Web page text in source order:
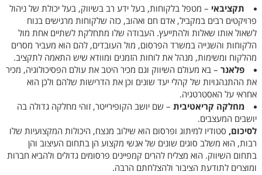
תקציבאי – מטפל בלקוחות, בעל ידע רב בשיווק, בעל יכולת של ניהול
פרויקטים רבים במקביל, אדם חם ואהוב, כזה שלקוחות מרגישים בנוח
לשאול אותו שאלות ולהתייעץ. העבודה שלו מתחלקת לשתיים אחת מול
הלקוחות והשנייה במשרד הפרסום, מול העובדים, להם הוא מעביר מסרים
מהלקוח ומשימות, מנהל את לוחות הזמנים ומוודא שיש התאמה לתקציב.
פלאנר – בא מעולם השיווק וגם מכיר היטב את עולם הפסיכולוגיה, מכיר
את ההתנהגויות של קהלי יעד שונים וכן את הדרישות שלהם ולכן הוא
אחראי על האסטרטגיה.
מחלקה קריאטיבית – שם יושב הקופירייטר, זוהי מחלקה גדולה בה
יושבים המעצבים.
לסיכום,סטודיו למיתוג ופרסום הוא שילוב מנצח, היכולות המקצועיות שלו
רבות, הוא משלב סוגים שונים של אנשי מקצוע הן בתחום העיצוב והן
בתחום השיווק. הוא מצליח להרים קמפיינים פרסומים גדולים ולהביא חברות
ומוצרים לתודעת הציבור ולהצלחתם הרבה.